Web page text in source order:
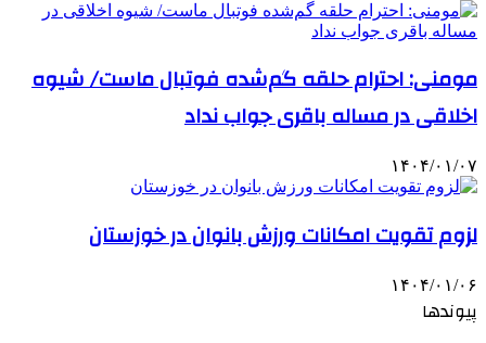
مومنی: احترام حلقه گم‌شده فوتبال ماست/ شیوه
اخلاقی در مساله باقری جواب نداد
۱۴۰۴/۰۱/۰۷
لزوم تقویت امکانات ورزش بانوان در خوزستان
۱۴۰۴/۰۱/۰۶
پیوندها